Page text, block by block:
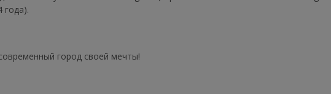
года).
город своей мечты!